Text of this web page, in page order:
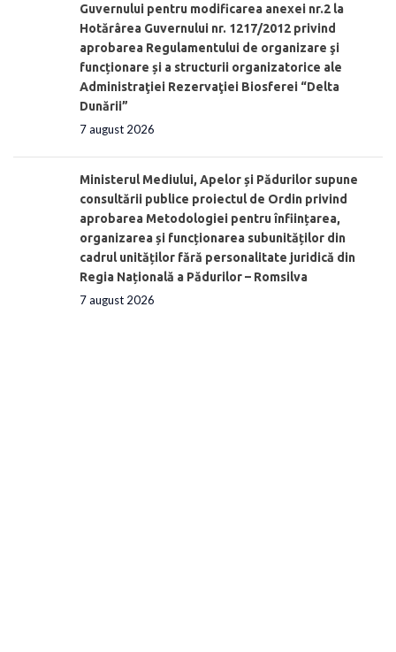
Guvernului pentru modificarea anexei nr.2 la
Hotărârea Guvernului nr. 1217/2012 privind
aprobarea Regulamentului de organizare şi
funcționare și a structurii organizatorice ale
Administraţiei Rezervaţiei Biosferei “Delta
Dunării”
7 august 2026
Ministerul Mediului, Apelor și Pădurilor supune
consultării publice proiectul de Ordin privind
aprobarea Metodologiei pentru înființarea,
organizarea și funcționarea subunităților din
cadrul unităților fără personalitate juridică din
Regia Națională a Pădurilor – Romsilva
7 august 2026